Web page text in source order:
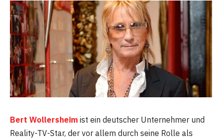
Bert Wollersheim ist ein deutscher Unternehmer und
Reality-TV-Star, der vor allem durch seine Rolle als